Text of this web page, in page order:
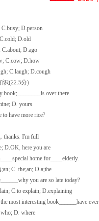
D.person
D.old
D.ago
D.how
C.laugh; D.cough
(22.5分)
over there.
D. yours
have more rice?
I'm full
here you are
home for____elderly.
C. the;an; D.a;the
you are so late today?
C.to explain; D.explaining
most interesting book______have ever
D. where